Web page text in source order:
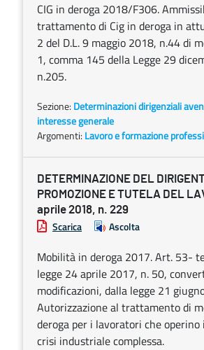
CIG in deroga 2018/F306.
trattamento di Cig in deroga in
2 del D.L. 9 maggio 2018, n.44 di
1, comma 145 della Legge 29
n.205.
Sezione: Determinazioni dirigenziali
interesse generale
Argomenti: Lavoro e formazione
DETERMINAZIONE DEL
PROMOZIONE E TUTELA DEL
aprile 2018, n. 229
Scarica Ascolta
Mobilità in deroga 2017. Art. 53-
legge 24 aprile 2017, n. 50,
modificazioni, dalla legge 21
Autorizzazione al trattamento di
deroga per i lavoratori che operino
crisi industriale complessa.